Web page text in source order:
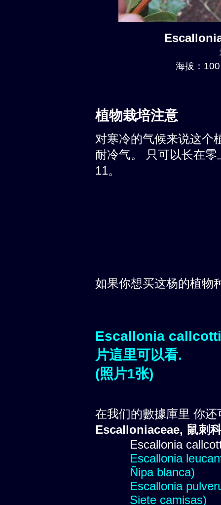
海拔：
植物栽培注意
对寒冷的气候来说这个
耐冷气。 只可以长在
11。
如果你想买这杨的植物
Escallonia
片這里可以看.
(照片1张)
在我们的數據庫里 你
Escalloniaceae, 鼠刺
Escallonia
Escallonia
Ñipa blanca)
Escallonia
Siete camisas)